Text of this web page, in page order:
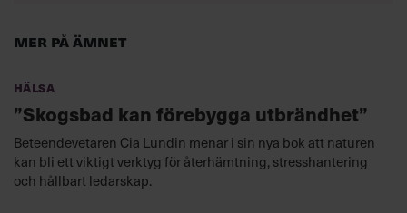
Mer på ämnet
Hälsa
”Skogsbad kan förebygga utbrändhet”
Beteendevetaren Cia Lundin menar i sin nya bok att naturen
kan bli ett viktigt verktyg för återhämtning, stresshantering
och hållbart ledarskap.